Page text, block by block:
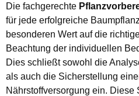
Die fachgerechte
für jede erfolgreiche
besonderen Wert auf die
Beachtung der individuellen
Dies schließt sowohl die
als auch die Sicherstellung
Nährstoffversorgung ein. Diese